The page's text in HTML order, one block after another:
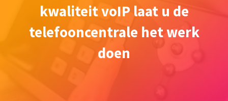
kwaliteit voIP laat u de
telefooncentrale het werk
doen